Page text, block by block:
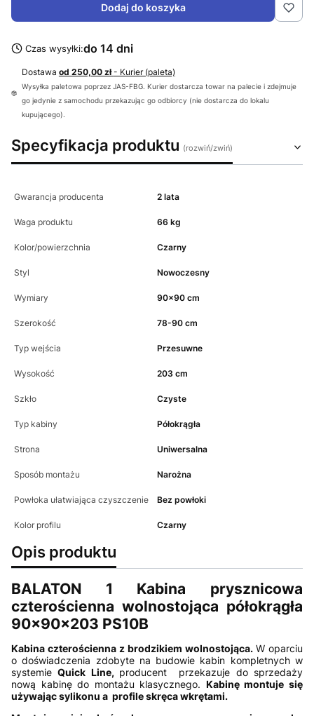
Dodaj do koszyka
Czas wysyłki:do 14 dni
Dostawa od 250,00 zł- Kurier (paleta)
Wysyłka paletowa poprzez JAS-FBG. Kurier dostarcza towar na palecie i zdejmuje
go jedynie z samochodu przekazując go odbiorcy (nie dostarcza do lokalu
kupującego).
Specyfikacja produktu
Gwarancja producenta 2 lata
Waga produktu 66 kg
Kolor/powierzchnia Czarny
Styl Nowoczesny
Wymiary 90x90 cm
Szerokość 78-90 cm
Typ wejścia Przesuwne
Wysokość 203 cm
Szkło Czyste
Typ kabiny Półokrągła
Strona Uniwersalna
Sposób montażu Narożna
Powłoka ułatwiająca czyszczenie Bez powłoki
Kolor profilu Czarny
Opis produktu
BALATON 1 Kabina prysznicowa
czterościenna wolnostojąca półokrągła
90x90x203 PS10B
Kabina czterościenna z brodzikiem wolnostojąca. W oparciu
o doświadczenia zdobyte na budowie kabin kompletnych w
systemieQuick Line, producent przekazuje do sprzedaży
nową kabinę do montażu klasycznego. Kabinę montuje się
używając sylikonu a profile skręca wkrętami.